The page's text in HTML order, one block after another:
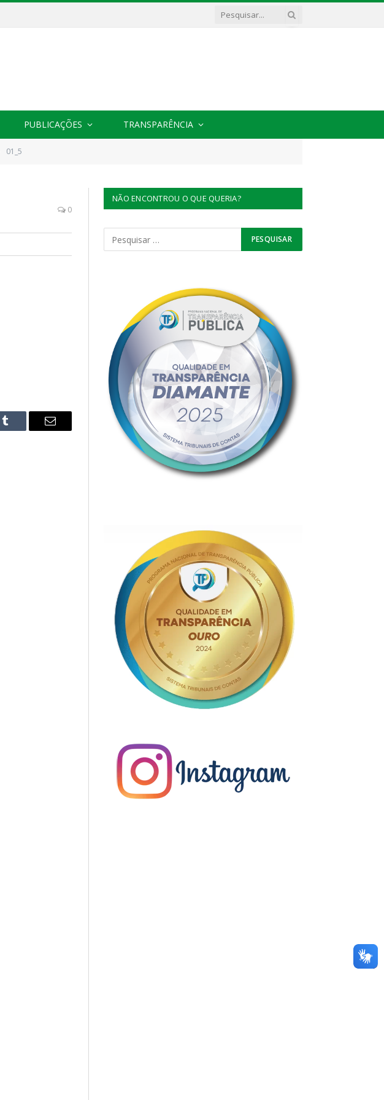
PUBLICAÇÕES TRANSPARÊNCIA
01_5
0
Tumblr
E-
NÃO ENCONTROU O QUE QUERIA?